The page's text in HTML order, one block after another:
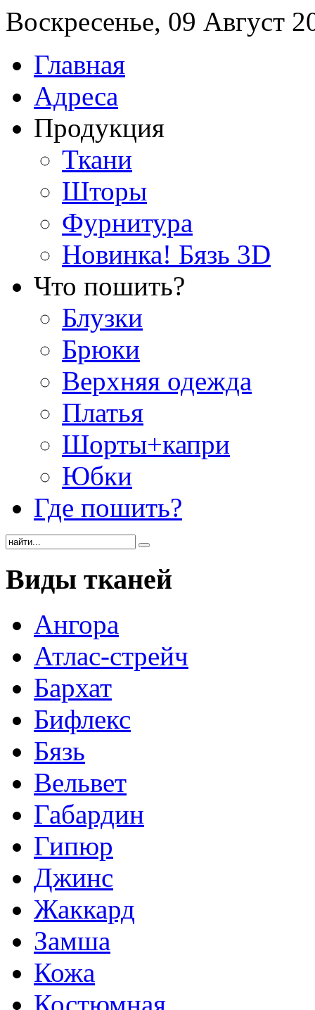
Воскресенье, 09 Август
Главная
Адреса
Продукция
Ткани
Шторы
Фурнитура
Новинка! Бязь 3D
Что пошить?
Блузки
Брюки
Верхняя одежда
Платья
Шорты+капри
Юбки
Где пошить?
Виды тканей
Ангора
Атлас-стрейч
Бархат
Бифлекс
Бязь
Вельвет
Габардин
Гипюр
Джинс
Жаккард
Замша
Кожа